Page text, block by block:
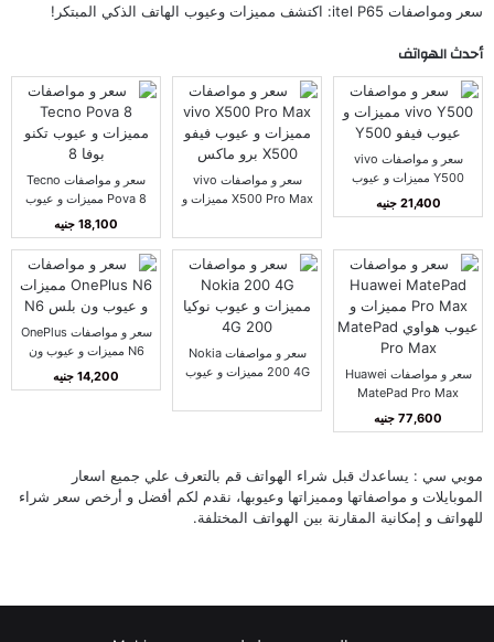
سعر ومواصفات itel P65: اكتشف مميزات وعيوب الهاتف الذكي المبتكر!
أحدث الهواتف
سعر و مواصفات vivo
Y500 مميزات و عيوب
فيفو Y500
21,400 جنيه
سعر و مواصفات vivo
X500 Pro Max مميزات و
ماكس
سعر و مواصفات Tecno
Pova 8 مميزات و عيوب
تكنو بوفا 8
18,100 جنيه
سعر و مواصفات Huawei
MatePad Pro Max
مميزات و عيوب هواوي
MatePad Pro Max
77,600 جنيه
سعر و مواصفات Nokia
200 4G مميزات و عيوب
سعر و مواصفات OnePlus
N6 مميزات و عيوب ون
بلس N6
14,200 جنيه
موبي سي : يساعدك قبل شراء الهواتف قم بالتعرف علي جميع اسعار
الموبايلات و مواصفاتها ومميزاتها وعيوبها، نقدم لكم أفضل و أرخص سعر شراء
للهواتف و إمكانية المقارنة بين الهواتف المختلفة.